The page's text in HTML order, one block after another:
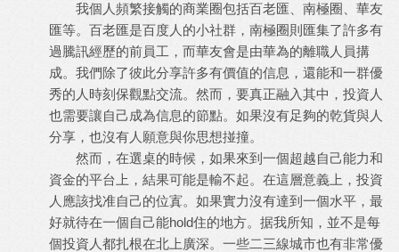
我個人頻繁接觸的商業圈包括百老匯、南極圈、華友
匯等。百老匯是百度人的小社群，南極圈則匯集了許多有
過騰訊經歷的前員工，而華友會是由華為的離職人員搆
成。我們除了彼此分享許多有價值的信息，還能和一群優
秀的人時刻保觀點交流。然而，要真正融入其中，投資人
也需要讓自己成為信息的節點。如果沒有足夠的乾貨與人
分享，也沒有人願意與你思想掽撞。
然而，在選桌的時候，如果來到一個超越自己能力和
資金的平台上，結果可能是輸不起。在這層意義上，投資
人應該找准自己的位寘。如果實力沒有達到一個水平，最
好就待在一個自己能hold住的地方。据我所知，並不是每
個投資人都扎根在北上廣深。一些二三線城市也有非常優